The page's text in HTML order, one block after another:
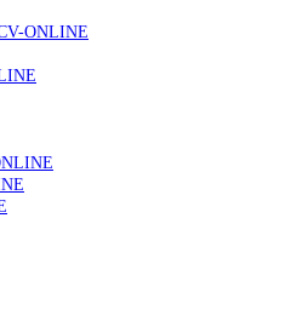
“Frequência Cardio – Sintoniza-
da Bayer
do cancro do pulmão são
um investimento
de saúde”
ONLINE